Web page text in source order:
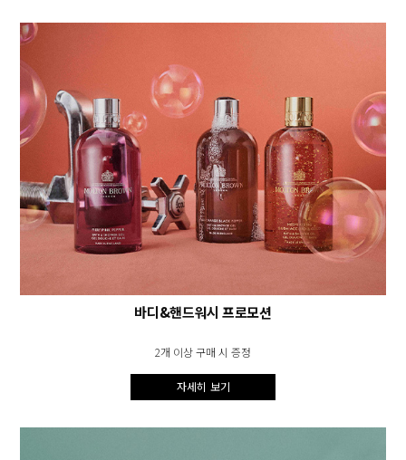
바디&핸드워시 프로모션
2개 이상 구매 시 증정
자세히 보기